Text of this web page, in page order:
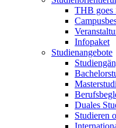
THB goes
Infopaket
Studienangebote
Duales
Studieren